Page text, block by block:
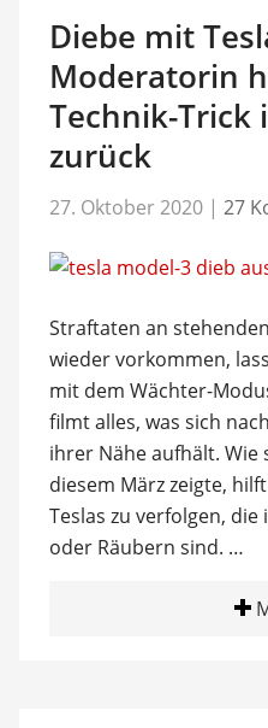
Diebe mit
Moderatorin
Technik-Trick
zurück
27. Oktober 2020 | 27
Straftaten an
wieder vorkommen,
mit dem Wächter-
filmt alles, was sich
ihrer Nähe aufhält. Wie
diesem März zeigte,
Teslas zu verfolgen,
oder Räubern sind. …